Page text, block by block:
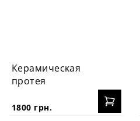
Керамическая
протея
1800 грн.